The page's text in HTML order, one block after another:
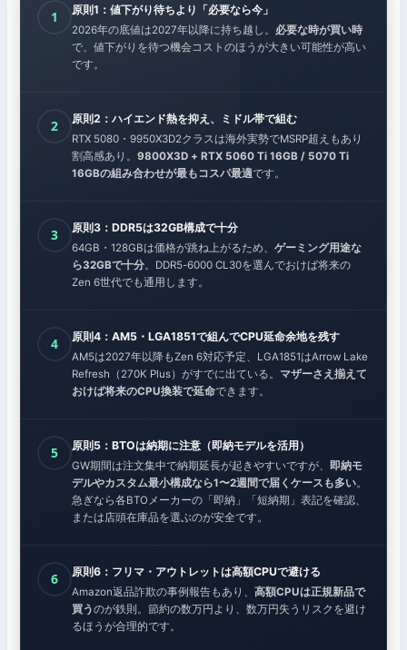
1 原則1：値下がり待ちより「必要なら今」
2026年の底値は2027年以降に持ち越し。 必要な時が買い時
で、値下がりを待つ機会コストのほうが大きい可能性が高い
です。
2 原則2：ハイエンド熱を抑え、ミドル帯で組む
RTX 5080・9950X3D2クラスは海外実勢でMSRP超えもあり
割高感あり。9800X3D + RTX 5060 Ti 16GB / 5070 Ti
16GBの組み合わせが最もコスパ最適です。
3 原則3：DDR5は32GB構成で十分
64GB・128GBは価格が跳ね上がるため、ゲーミング用途な
ら32GBで十分。DDR5-6000 CL30を選んでおけば将来の
Zen 6世代でも通用します。
4 原則4：AM5・LGA1851で組んでCPU延命余地を残す
AM5は2027年以降もZen 6対応予定、LGA1851はArrow Lake
Refresh（270K Plus）がすでに出ている。 マザーさえ揃えて
おけば将来のCPU換装で延命できます。
5 原則5：BTOは納期に注意（即納モデルを活用）
GW期間は注文集中で納期延長が起きやすいですが、即納モ
デルやカスタム最小構成なら1〜2週間で届くケースも多い。
急ぎなら各BTOメーカーの「即納」「短納期」表記を確認、
または店頭在庫品を選ぶのが安全です。
6 原則6：フリマ・アウトレットは高額CPUで避ける
Amazon返品詐欺の事例報告もあり、高額CPUは正規新品で
買うのが鉄則。節約の数万円より、数万円失うリスクを避け
るほうが合理的です。